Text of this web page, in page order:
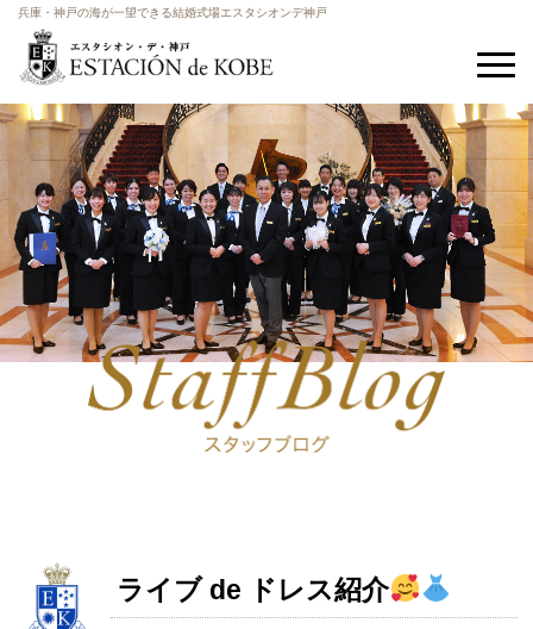
兵庫・神戸の海が一望できる結婚式場エスタシオンデ神戸
ライブ de ドレス紹介